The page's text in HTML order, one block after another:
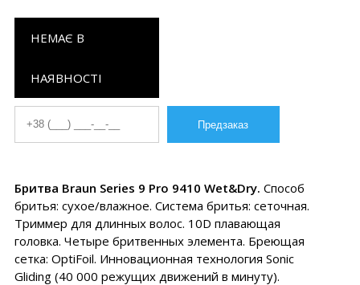
НЕМАЄ В
НАЯВНОСТІ
Бритва Braun Series 9 Pro 9410 Wet&Dry. Способ
бритья: сухое/влажное. Система бритья: сеточная.
Триммер для длинных волос. 10D плавающая
головка. Четыре бритвенных элемента. Бреющая
сетка: OptiFoil. Инновационная технология Sonic
Gliding (40 000 режущих движений в минуту).